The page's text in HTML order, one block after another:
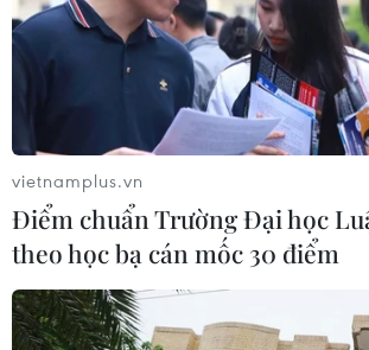
Đức tổ chức giải đấu EURO
an toàn tuyệt đối
vietnamplus.vn
Điểm chuẩn Trường Đại học
theo học bạ cán mốc 30 điểm